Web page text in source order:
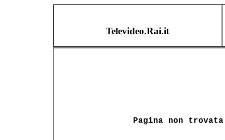
Televideo.Rai.it
Pagina non trovata